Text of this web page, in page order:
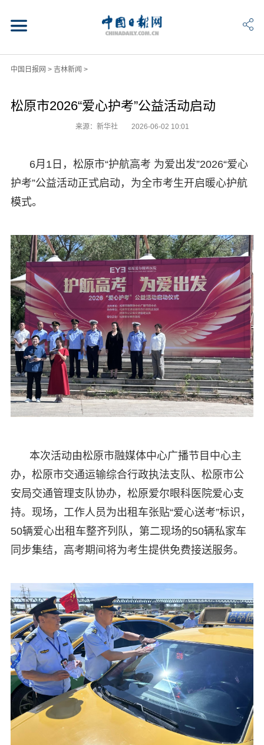
中国日报网 > 吉林新闻 >
松原市2026“爱心护考”公益活动启动
来源：新华社 2026-06-02 10:01
6月1日，松原市“护航高考 为爱出发”2026“爱心
护考”公益活动正式启动，为全市考生开启暖心护航
模式。
本次活动由松原市融媒体中心广播节目中心主
办，松原市交通运输综合行政执法支队、松原市公
安局交通管理支队协办，松原爱尔眼科医院爱心支
持。现场，工作人员为出租车张贴“爱心送考”标识，
50辆爱心出租车整齐列队，第二现场的50辆私家车
同步集结，高考期间将为考生提供免费接送服务。